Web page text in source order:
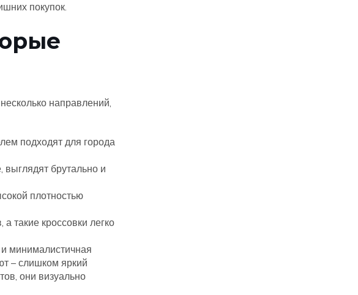
покупок.
направлений,
подходят для города
брутально и
плотностью
такие кроссовки легко
минималистичная
– слишком яркий
они визуально